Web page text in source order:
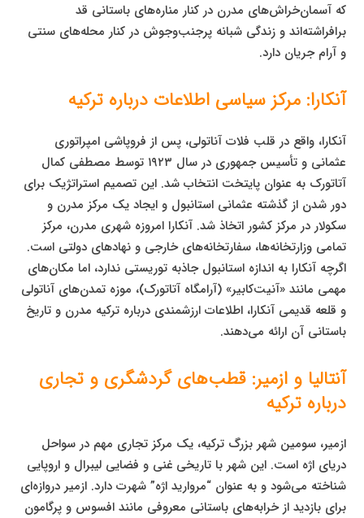
که آسمان‌خراش‌های مدرن در کنار مناره‌های باستانی قد
برافراشته‌اند و زندگی شبانه پرجنب‌وجوش در کنار محله‌های سنتی
و آرام جریان دارد.
آنکارا: مرکز سیاسی اطلاعات درباره ترکیه
آنکارا، واقع در قلب فلات آناتولی، پس از فروپاشی امپراتوری
عثمانی و تأسیس جمهوری در سال ۱۹۲۳ توسط مصطفی کمال
آتاتورک به عنوان پایتخت انتخاب شد. این تصمیم استراتژیک برای
دور شدن از گذشته عثمانی استانبول و ایجاد یک مرکز مدرن و
سکولار در مرکز کشور اتخاذ شد. آنکارا امروزه شهری مدرن، مرکز
تمامی وزارتخانه‌ها، سفارتخانه‌های خارجی و نهادهای دولتی است.
اگرچه آنکارا به اندازه استانبول جاذبه توریستی ندارد، اما مکان‌های
مهمی مانند «آنیت‌کابیر» (آرامگاه آتاتورک)، موزه تمدن‌های آناتولی
و قلعه قدیمی آنکارا، اطلاعات ارزشمندی درباره ترکیه مدرن و تاریخ
باستانی آن ارائه می‌دهند.
آنتالیا و ازمیر: قطب‌های گردشگری و تجاری
درباره ترکیه
ازمیر، سومین شهر بزرگ ترکیه، یک مرکز تجاری مهم در سواحل
دریای اژه است. این شهر با تاریخی غنی و فضایی لیبرال و اروپایی
شناخته می‌شود و به عنوان “مروارید اژه” شهرت دارد. ازمیر دروازه‌ای
برای بازدید از خرابه‌های باستانی معروفی مانند افسوس و پرگامون